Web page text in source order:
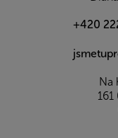
+420
Na